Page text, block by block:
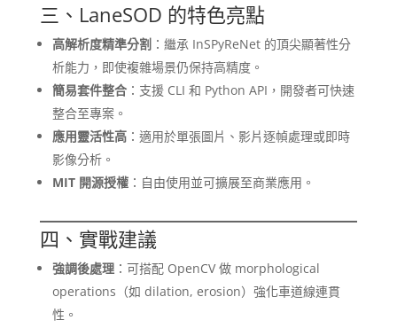
三、LaneSOD 的特色亮點
高解析度精準分割：繼承 InSPyReNet 的頂尖顯著性分
析能力，即使複雜場景仍保持高精度。
簡易套件整合：支援 CLI 和 Python API，開發者可快速
整合至專案。
應用靈活性高：適用於單張圖片、影片逐幀處理或即時
影像分析。
MIT 開源授權：自由使用並可擴展至商業應用。
四、實戰建議
強調後處理：可搭配 OpenCV 做 morphological
operations（如 dilation, erosion）強化車道線連貫
性。